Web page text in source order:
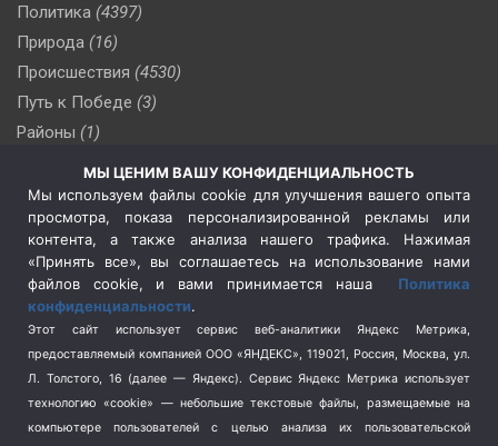
Политика (4397)
Природа (16)
Происшествия (4530)
Путь к Победе (3)
Районы (1)
(510)
Сельское хозяйство (3)
Социальная политика
(3)
Спецоперация в Украине
Спецоперация на Украине
(404)
Спорт (740)
Терроризм (1)
Транспорт (262)
Туризм (178)
МЫ ЦЕНИМ ВАШУ КОНФИДЕНЦИАЛЬНОСТЬ
Мы используем файлы cookie для улучшения вашего опыта
просмотра, показа персонализированной рекламы или
контента, а также анализа нашего трафика. Нажимая
«Принять все», вы соглашаетесь на использование нами
файлов cookie, и вами принимается наша Политика
конфиденциальности.
Этот сайт использует сервис веб-аналитики Яндекс Метрика,
предоставляемый компанией ООО «ЯНДЕКС», 119021, Россия, Москва, ул.
Л. Толстого, 16 (далее — Яндекс). Сервис Яндекс Метрика использует
технологию «cookie» — небольшие текстовые файлы, размещаемые на
компьютере пользователей с целью анализа их пользовательской